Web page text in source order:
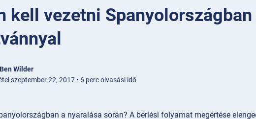
kell vezetni
Ben Wilder
szeptember 22, 2017 • 6 perc olvasási idő
a nyaralása során? A bérlési folyamat megértése